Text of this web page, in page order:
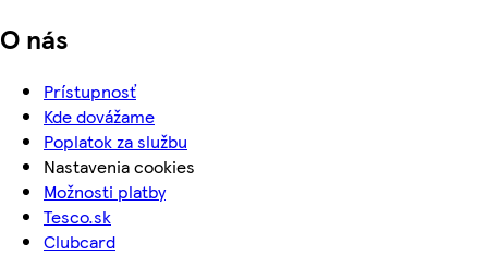
O nás
Prístupnosť
Kde dovážame
Poplatok za službu
Nastavenia cookies
Možnosti platby
Tesco.sk
Clubcard